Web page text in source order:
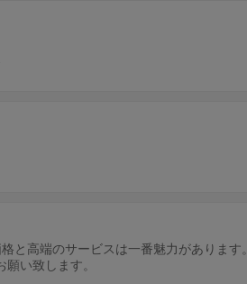
と高端のサービスは一番魅力があります。
い致します。